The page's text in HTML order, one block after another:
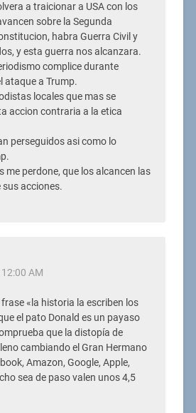
a traicionar a USA con los
sobre la Segunda
habra Guerra Civil y
y esta guerra nos alcanzara.
complice durante
ataque a Trump.
locales que mas se
accion contraria a la etica
perseguidos asi como lo
me perdone, que los alcancen las
acciones.
AM
«la historia la escriben los
el pato Donald es un payaso
que la distopía de
cambiando el Gran Hermano
Amazon, Google, Apple,
sea de paso valen unos 4,5